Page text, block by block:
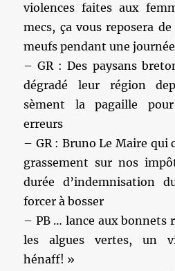
violences faites aux
mecs, ça vous reposera
meufs pendant une
– GR : Des paysans
dégradé leur région
sèment la pagaille
erreurs
– GR : Bruno Le Maire qui
grassement sur nos
durée d’indemnisation
forcer à bosser
– PB … lance aux bonnets
les algues vertes, un
hénaff! »